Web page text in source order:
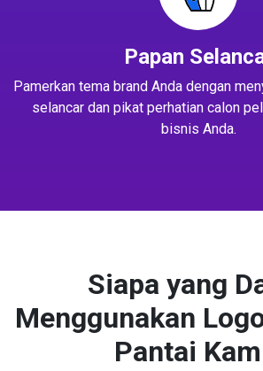
Papan
Pamerkan tema brand Anda dengan
selancar dan pikat perhatian calon
bisnis Anda.
Siapa yang
Menggunakan
Pantai